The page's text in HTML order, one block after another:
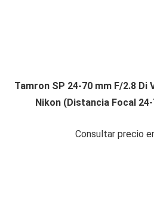
Tamron SP 24-70 mm F/2.8 Di
Nikon (Distancia Focal
Consultar precio